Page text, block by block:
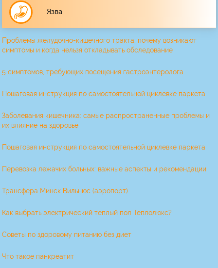
Язва
Проблемы желудочно-кишечного тракта: почему возникают
симптомы и когда нельзя откладывать обследование
5 симптомов, требующих посещения гастроэнтеролога
Пошаговая инструкция по самостоятельной циклевке паркета
Заболевания кишечника: самые распространенные проблемы и
их влияние на здоровье
Пошаговая инструкция по самостоятельной циклевке паркета
Перевозка лежачих больных: важные аспекты и рекомендации
Трансфера Минск Вильнюс (аэропорт)
Как выбрать электрический теплый пол Теплолюкс?
Советы по здоровому питанию без диет
Что такое панкреатит